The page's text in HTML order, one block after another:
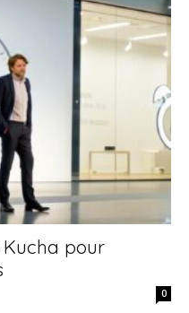
pour
0